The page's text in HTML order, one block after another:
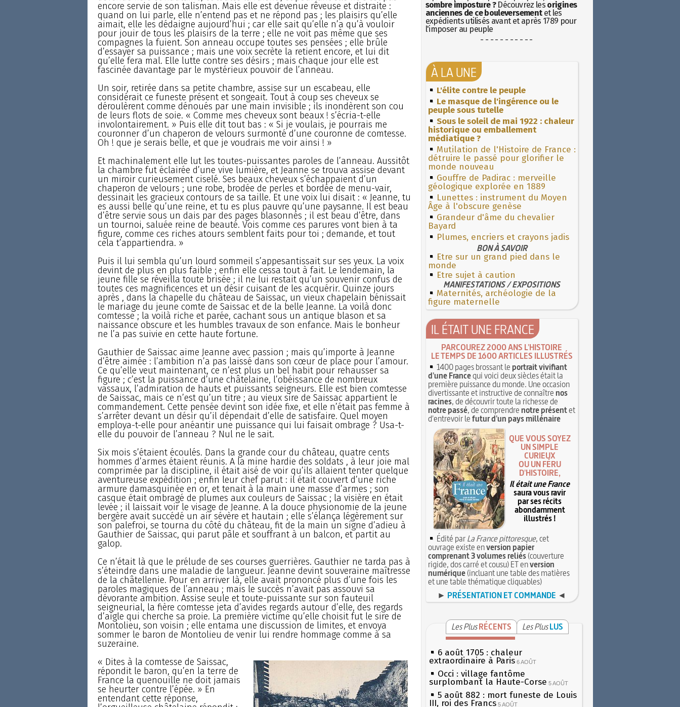
encore servie de son talisman. Mais elle est devenue rêveuse et distraite :
quand on lui parle, elle n’entend pas et ne répond pas ; les plaisirs qu’elle
aimait, elle les dédaigne aujourd’hui ; car elle sait qu’elle n’a qu’à vouloir
pour jouir de tous les plaisirs de la terre ; elle ne voit pas même que ses
compagnes la fuient. Son anneau occupe toutes ses pensées ; elle brûle
d’essayer sa puissance ; mais une voix secrète la retient encore, et lui dit
qu’elle fera mal. Elle lutte contre ses désirs ; mais chaque jour elle est
fascinée davantage par le mystérieux pouvoir de l’anneau.
Un soir, retirée dans sa petite chambre, assise sur un escabeau, elle
considérait ce funeste présent et songeait. Tout à coup ses cheveux se
déroulèrent comme dénoués par une main invisible ; ils inondèrent son cou
de leurs flots de soie. « Comme mes cheveux sont beaux ! s’écria-t-elle
involontairement. » Puis elle dit tout bas : « Si je voulais, je pourrais me
couronner d’un chaperon de velours surmonté d’une couronne de comtesse.
Oh ! que je serais belle, et que je voudrais me voir ainsi ! »
Et machinalement elle lut les toutes-puissantes paroles de l’anneau. Aussitôt
la chambre fut éclairée d’une vive lumière, et Jeanne se trouva assise devant
un miroir curieusement ciselé. Ses beaux cheveux s’échappaient d’un
chaperon de velours ; une robe, brodée de perles et bordée de menu-vair,
dessinait les gracieux contours de sa taille. Et une voix lui disait : « Jeanne, tu
es aussi belle qu’une reine, et tu es plus pauvre qu’une paysanne. Il est beau
d’être servie sous un dais par des pages blasonnés ; il est beau d’être, dans
un tournoi, saluée reine de beauté. Vois comme ces parures vont bien à ta
figure, comme ces riches atours semblent faits pour toi ; demande, et tout
cela t’appartiendra. »
Puis il lui sembla qu’un lourd sommeil s’appesantissait sur ses yeux. La voix
devint de plus en plus faible ; enfin elle cessa tout à fait. Le lendemain, la
jeune fille se réveilla toute brisée ; il ne lui restait qu’un souvenir confus de
toutes ces magnificences et un désir cuisant de les acquérir. Quinze jours
après , dans la chapelle du château de Saissac, un vieux chapelain bénissait
le mariage du jeune comte de Saissac et de la belle Jeanne. La voilà donc
comtesse ; la voilà riche et parée, cachant sous un antique blason et sa
naissance obscure et les humbles travaux de son enfance. Mais le bonheur
ne l’a pas suivie en cette haute fortune.
Gauthier de Saissac aime Jeanne avec passion ; mais qu’importe à Jeanne
d’être aimée : l’ambition n’a pas laissé dans son cœur de place pour l’amour.
Ce qu’elle veut maintenant, ce n’est plus un bel habit pour rehausser sa
figure ; c’est la puissance d’une châtelaine, l’obéissance de nombreux
vassaux, l’admiration de hauts et puissants seigneurs. Elle est bien comtesse
de Saissac, mais ce n’est qu’un titre ; au vieux sire de Saissac appartient le
commandement. Cette pensée devint son idée fixe, et elle n’était pas femme à
s’arrêter devant un désir qu’il dépendait d’elle de satisfaire. Quel moyen
employa-t-elle pour anéantir une puissance qui lui faisait ombrage ? Usa-t-
elle du pouvoir de l’anneau ? Nul ne le sait.
Six mois s’étaient écoulés. Dans la grande cour du château, quatre cents
hommes d’armes étaient réunis. A la mine hardie des soldats , à leur joie mal
comprimée par la discipline, il était aisé de voir qu’ils allaient tenter quelque
aventureuse expédition ; enfin leur chef parut : il était couvert d’une riche
armure damasquinée en or, et tenait à la main une masse d’armes ; son
casque était ombragé de plumes aux couleurs de Saissac ; la visière en était
levée ; il laissait voir le visage de Jeanne. A la douce physionomie de la jeune
bergère avait succédé un air sévère et hautain ; elle s’élança légèrement sur
son palefroi, se tourna du côté du château, fit de la main un signe d’adieu à
Gauthier de Saissac, qui parut pâle et souffrant à un balcon, et partit au
galop.
Ce n’était là que le prélude de ses courses guerrières. Gauthier ne tarda pas à
s’éteindre dans une maladie de langueur. Jeanne devint souveraine maîtresse
de la châtellenie. Pour en arriver là, elle avait prononcé plus d’une fois les
paroles magiques de l’anneau ; mais le succès n’avait pas assouvi sa
dévorante ambition. Assise seule et toute-puissante sur son fauteuil
seigneurial, la fière comtesse jeta d’avides regards autour d’elle, des regards
d’aigle qui cherche sa proie. La première victime qu’elle choisit fut le sire de
Montolieu, son voisin ; elle entama une discussion de limites, et envoya
sommer le baron de Montolieu de venir lui rendre hommage comme à sa
suzeraine.
« Dites à la comtesse de Saissac,
répondit le baron, qu’en la terre de
France la quenouille ne doit jamais
se heurter contre l’épée. » En
entendant cette réponse,
sombre imposture ?Découvrez les origines
anciennes de ce bouleversementet les
expédients utilisés avant et après 1789 pour
l'imposer au peuple
- - - - - - - - - - -
À LA UNE
L'élite contre le peuple
Le masque de l'ingérence ou le
peuple sous tutelle
Sous le soleil de mai 1922 : chaleur
historique ou emballement
médiatique ?
Mutilation de l'Histoire de France :
détruire le passé pour glorifier le
monde nouveau
Gouffre de Padirac : merveille
géologique explorée en 1889
Lunettes : instrument du Moyen
Âge à l'obscure genèse
Grandeur d'âme du chevalier
Bayard
Plumes, encriers et crayons jadis
BON À SAVOIR
Etre sur un grand pied dans le
monde
Etre sujet à caution
MANIFESTATIONS / EXPOSITIONS
Maternités, archéologie de la
figure maternelle
IL ÉTAIT UNE FRANCE
PARCOUREZ 2000 ANS L'HISTOIRE
LE TEMPS DE 1600 ARTICLES ILLUSTRÉS
1400 pages brossant leportrait vivifiant
d'une Francequi voici deux siècles était la
première puissance du monde. Une occasion
divertissante et instructive de connaîtrenos
racines, de découvrir toute la richesse de
notre passé, de comprendrenotre présentet
d'entrevoir lefutur d'un pays millénaire
QUE VOUS SOYEZ
UN SIMPLE
CURIEUX
OU UN FÉRU
D'HISTOIRE,
Il était une France
saura vous ravir
par ses récits
abondamment
illustrés !
Édité parLa France pittoresque, cet
ouvrage existe enversion papier
comprenant 3 volumes reliés(couverture
rigide, dos carré et cousu) ET enversion
numérique(incluant une table des matières
et une table thématique cliquables)
► PRÉSENTATION ET COMMANDE ◄
Les Plus RÉCENTS Les Plus LUS
6 août 1705 : chaleur
extraordinaire à Paris 6 AOÛT
Occi : village fantôme
surplombant la Haute-Corse 5 AOÛT
5 août 882 : mort funeste de Louis
III, roi des Francs 5 AOÛT